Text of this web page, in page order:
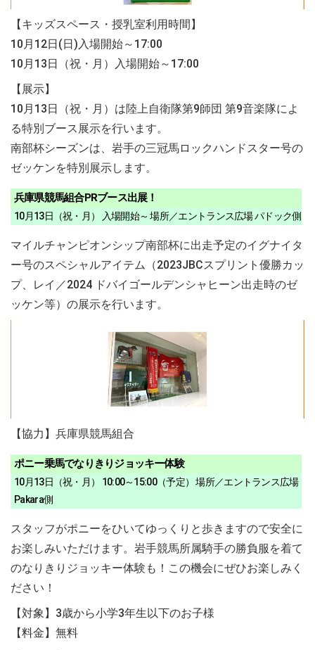
【キッズスペース・授乳室利用時間】
10月12日(日)入場開始～17:00
10月13日（祝・月）入場開始～17:00
【展示】
10月13日（祝・月）は陸上自衛隊第9師団 第9音楽隊によ
る特別ブース展示を行います。
南部杯シーズンは、岩手の三冠馬ロックハンドスター号の
ゼッケンを特別展示します。
兵庫県競馬組合PRブース出展！
10月13日（祝・月） 入場開始～ 場所／エントランス広場 パドック側
マイルチャンピオンシップ南部杯に出走予定のイグナイタ
ー号のスペシャルアイテム（2023JBCスプリント優勝カッ
プ、レイ／2024 ドバイゴールデンシャヒーン出走時のゼ
ッケン等）の展示を行います。
【協力】兵庫県競馬組合
ポニー乗馬でなりきりジョッキー体験
10月13日（祝・月） 10:00～15:00（予定） 場所／エントランス広場
Pakara側
スタッフがポニーをひいてゆっくりと歩きますので安全に
お楽しみいただけます。岩手競馬所属騎手の勝負服を着て
のなりきりジョッキー体験も！この機会にぜひお楽しみく
ださい！
【対象】3歳から小学3年生以下のお子様
【料金】無料